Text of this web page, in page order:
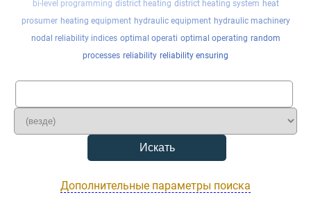
bi-level programming district heating district heating system heat
prosumer heating equipment hydraulic equipment hydraulic machinery
nodal reliability indices optimal operati optimal operating random
processes reliability reliability ensuring
Дополнительные параметры поиска